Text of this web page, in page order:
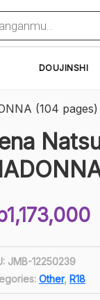
DOUJINSHI
(104 pages)
1,173,000
JMB-12250239
Other, R18